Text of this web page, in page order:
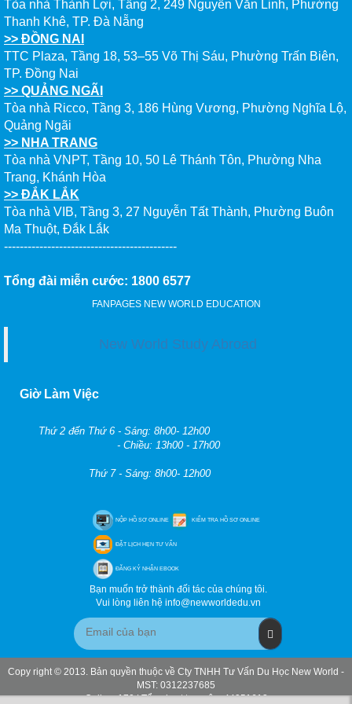
Tòa nhà Thành Lợi, Tầng 2, 249 Nguyễn Văn Linh, Phường
Thanh Khê, TP. Đà Nẵng
>> ĐỒNG NAI
TTC Plaza, Tầng 18, 53–55 Võ Thị Sáu, Phường Trấn Biên,
TP. Đồng Nai
>> QUẢNG NGÃI
Tòa nhà Ricco, Tầng 3, 186 Hùng Vương, Phường Nghĩa Lộ,
Quảng Ngãi
>> NHA TRANG
Tòa nhà VNPT, Tầng 10, 50 Lê Thánh Tôn, Phường Nha
Trang, Khánh Hòa
>> ĐẮK LẮK
Tòa nhà VIB, Tầng 3, 27 Nguyễn Tất Thành, Phường Buôn
Ma Thuột, Đắk Lắk
--------------------------------------------
Tổng đài miễn cước: 1800 6577
FANPAGES NEW WORLD EDUCATION
New World Study Abroad
Giờ Làm Việc
Thứ 2 đến Thứ 6 - Sáng: 8h00- 12h00
- Chiều: 13h00 - 17h00
Thứ 7 - Sáng: 8h00- 12h00
NỘP HỒ SƠ ONLINE KIỂM TRA HỒ SƠ ONLINE
ĐẶT LỊCH HẸN TƯ VẤN
ĐĂNG KÝ NHẬN EBOOK
Bạn muốn trở thành đối tác của chúng tôi.
Vui lòng liên hệ info@newworldedu.vn
Copy right © 2013. Bản quyền thuộc về Cty TNHH Tư Vấn Du Học New World -
MST: 0312237685
Online: 170 | Tổng lượt truy cập: 44951613